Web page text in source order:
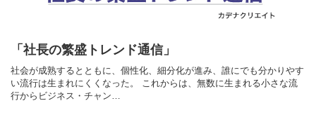
「社長の繁盛トレンド通信」
社会が成熟するとともに、個性化、細分化が進み、誰にでも分かりやす
い流行は生まれにくくなった。 これからは、無数に生まれる小さな流
行からビジネス・チャン…